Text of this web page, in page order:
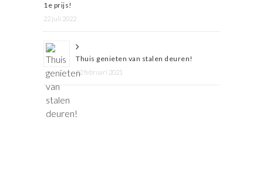
1e prijs!
22 juli 2022
Thuis genieten van stalen deuren!
22 februari 2021